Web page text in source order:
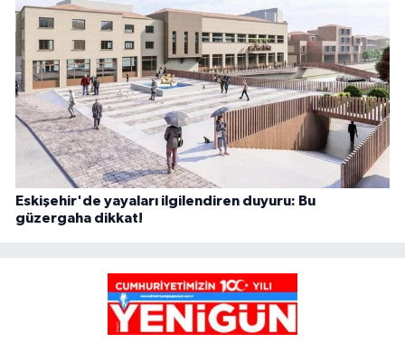
Eskişehir'de yayaları ilgilendiren duyuru: Bu
güzergaha dikkat!